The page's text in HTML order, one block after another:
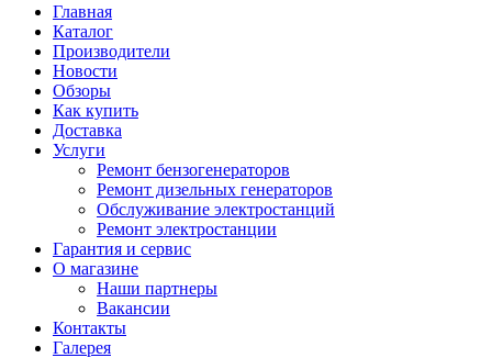
Главная
Каталог
Производители
Новости
Обзоры
Как купить
Доставка
Услуги
Ремонт бензогенераторов
Ремонт дизельных генераторов
Обслуживание электростанций
Ремонт электростанции
Гарантия и сервис
О магазине
Наши партнеры
Вакансии
Контакты
Галерея